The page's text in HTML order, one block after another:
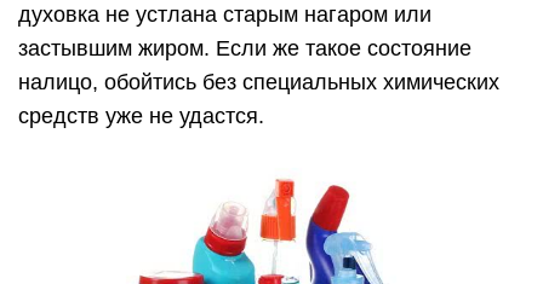
духовка не устлана старым нагаром или
застывшим жиром. Если же такое состояние
налицо, обойтись без специальных химических
средств уже не удастся.